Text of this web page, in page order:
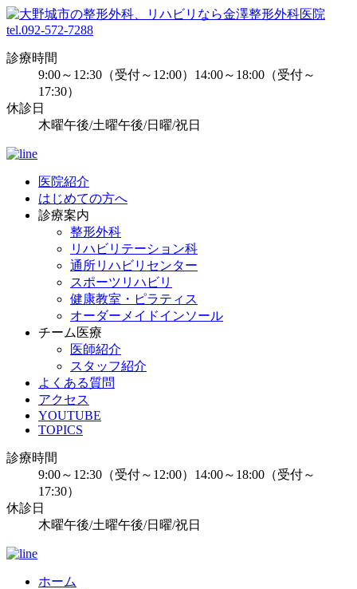
tel.092-572-7288
診療時間
9:00～12:30（受付～12:00）14:00～18:00（受付～
17:30）
休診日
木曜午後/土曜午後/日曜/祝日
医院紹介
はじめての方へ
診療案内
整形外科
リハビリテーション科
通所リハビリセンター
スポーツリハビリ
健康教室・ピラティス
オーダーメイドインソール
チーム医療
医師紹介
スタッフ紹介
よくある質問
アクセス
YOUTUBE
TOPICS
診療時間
9:00～12:30（受付～12:00）14:00～18:00（受付～
17:30）
休診日
木曜午後/土曜午後/日曜/祝日
ホーム